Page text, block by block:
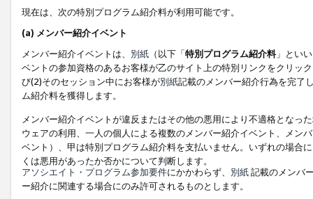
現在は、次の特別プログラム紹介料が利用可能です。
(a) メンバー紹介イベント
メンバー紹介イベントは、 別紙 （以下「特別プログラム紹介料」とい
ベントの参加資格のあるお客様が乙のサイト上の特別リンクをクリッ
び(2)そのセッション中にお客様が別紙記載のメンバー紹介行為を完了
ム紹介料を獲得します。
メンバー紹介イベントが違反またはその他の悪用により不適格となっ
ウェアの利用、一人の個人による複数のメンバー紹介イベント、メン
ベント）、甲は特別プログラム紹介料を支払いません。いずれの場合
くは悪用があったか否かについて判断します。
アソシエイト・プログラム参加要件にかかわらず、 別紙記載のメンバ
ー紹介に関連する場合にのみ許可されるものとします。